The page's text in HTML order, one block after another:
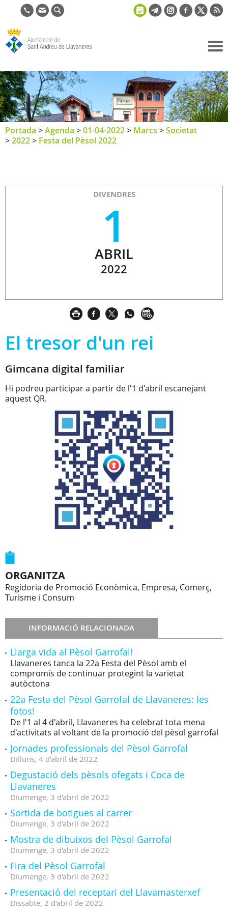
de Sant
Andreu de
Llavaneres
Portada >Agenda >01-04-2022> Marcs >Societat
>2022> Festa del Pèsol 2022
DIVENDRES
1
ABRIL
2022
El tresor d'un rei
Gimcana digital familiar
Hi podreu participar a partir de l'1 d'abril escanejant
aquest QR.
ORGANITZA
Regidoria de Promoció Econòmica, Empresa, Comerç,
Turisme i Consum
INFORMACIÓ RELACIONADA
Llarga vida al Pèsol Garrofal!
Llavaneres tanca la 22a Festa del Pèsol amb el
compromís de continuar protegint la varietat
autòctona
22a Festa del Pèsol Garrofal de Llavaneres: les
fotos!
De l'1 al 4 d'abril, Llavaneres ha celebrat tota mena
d'activitats al voltant de la promoció del pèsol garrofal
Jornades professionals del Pèsol Garrofal
Dilluns, 4 d'abril de 2022
Degustació dels pèsols ofegats i Coca de
Llavaneres
Diumenge, 3 d'abril de 2022
Sortida de botigues al carrer
Diumenge, 3 d'abril de 2022
Mostra de dibuixos del Pèsol Garrofal
Diumenge, 3 d'abril de 2022
Fira del Pèsol Garrofal
Diumenge, 3 d'abril de 2022
Presentació del receptari del Llavamasterxef
Dissabte, 2 d'abril de 2022